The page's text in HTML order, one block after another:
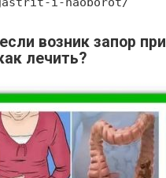
возник запор при
лечить?